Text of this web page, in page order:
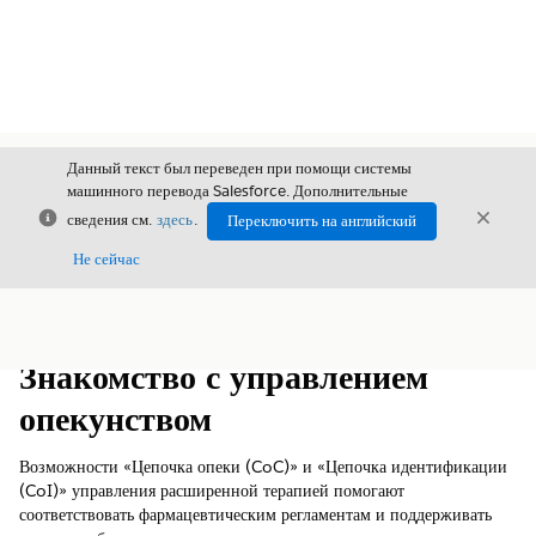
Закрыть
Данный текст был переведен при помощи системы
машинного перевода Salesforce. Дополнительные
сведения см. здесь.
Переключить на английский
Не сейчас
Знакомство с управлением
опекунством
Возможности «Цепочка опеки (CoC)» и «Цепочка идентификации
(CoI)» управления расширенной терапией помогают
соответствовать фармацевтическим регламентам и поддерживать